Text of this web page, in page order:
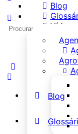
Blog
Vídeos
Blog